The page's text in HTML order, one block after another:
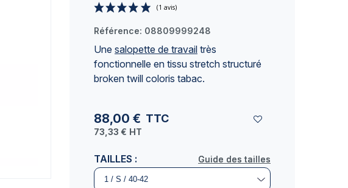
Référence: 08809999248
Une salopette de travail très
fonctionnelle en tissu stretch structuré
broken twill coloris tabac.
88,00 € TTC
73,33 € HT
Guide des tailles
TAILLES : Guide des tailles